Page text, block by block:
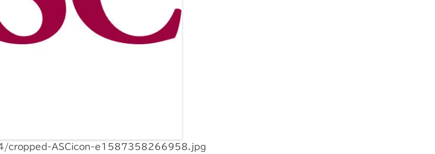
cropped-ASCicon-e1587358266958.jpg